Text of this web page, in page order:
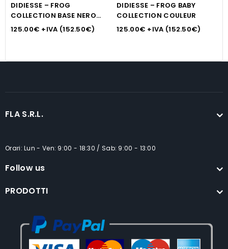
DIDIESSE – FROG
COLLECTION BASE NERO
SOFT
125.00€ +IVA (152.50€)
DIDIESSE – FROG BABY
COLLECTION COULEUR
125.00€ +IVA (152.50€)
FLA S.R.L.
Orari: Lun - Ven: 9:00 - 18:30 / Sab: 9:00 - 13:00
Follow us
PRODOTTI